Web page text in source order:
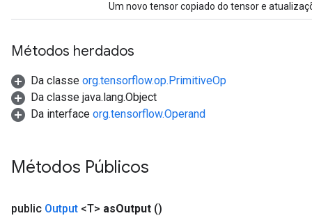
Um novo tensor copiado do tensor e
Métodos herdados
Da classe org.tensorflow.op.PrimitiveOp
Da classe java.lang.Object
Da interface org.tensorflow.Operand
Métodos Públicos
public Output <T> asOutput ()